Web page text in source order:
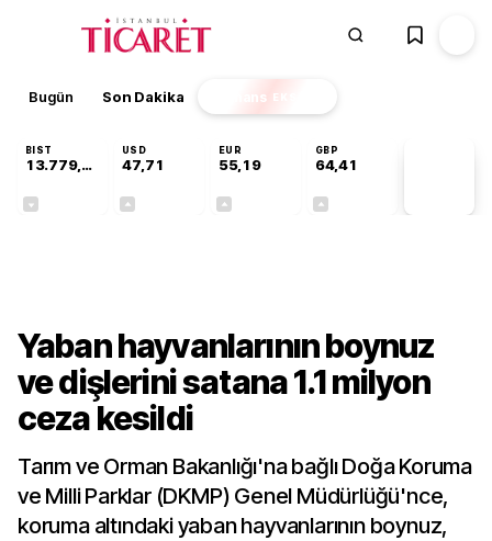
Bugün Son Dakika Finans EKSTRA
BIST
13.779,39
USD
47,71
EUR
55,19
GBP
64,41
Yaban hayvanlarının boynuz
ve dişlerini satana 1.1 milyon
ceza kesildi
Tarım ve Orman Bakanlığı'na bağlı Doğa Koruma
ve Milli Parklar (DKMP) Genel Müdürlüğü'nce,
koruma altındaki yaban hayvanlarının boynuz,